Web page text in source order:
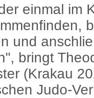
einmal im
und
bringt
(Krakau
Judo-